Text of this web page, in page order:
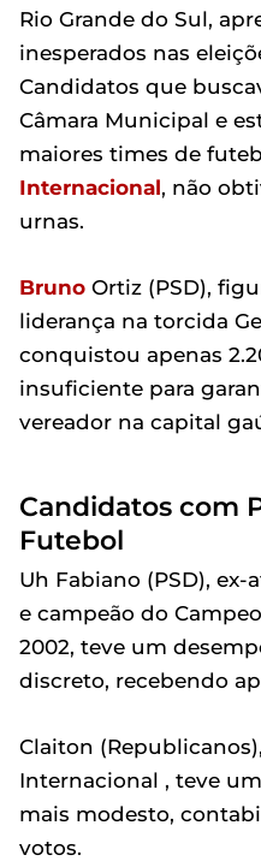
Rio Grande do Sul,
inesperados nas
Candidatos que
Câmara Municipal e
maiores times de
Internacional, não
urnas.
Bruno Ortiz (PSD),
liderança na torcida
conquistou apenas
insuficiente para
vereador na capital
Candidatos com
Futebol
Uh Fabiano (PSD),
e campeão do
2002, teve um
discreto, recebendo
Claiton
Internacional , teve
mais modesto,
votos.